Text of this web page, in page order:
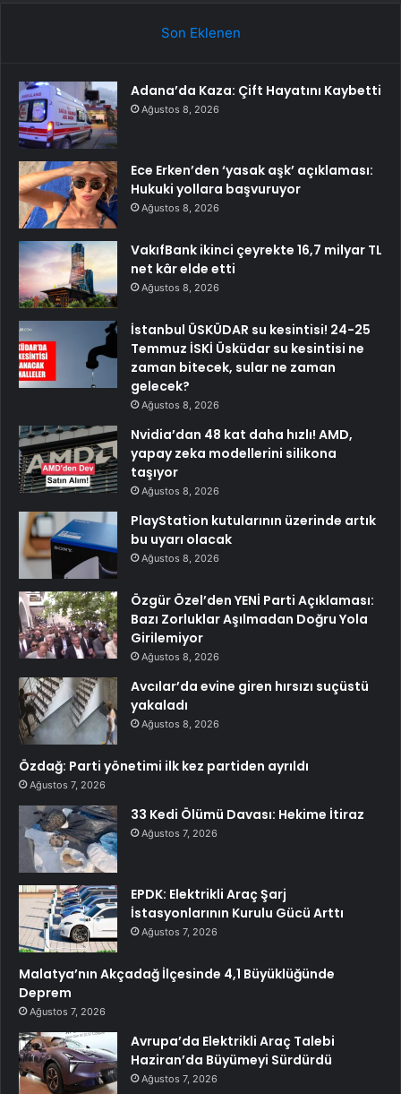
Son Eklenen
Adana’da Kaza: Çift Hayatını Kaybetti
Ağustos 8, 2026
Ece Erken’den ‘yasak aşk’ açıklaması:
Hukuki yollara başvuruyor
Ağustos 8, 2026
VakıfBank ikinci çeyrekte 16,7 milyar TL
net kâr elde etti
Ağustos 8, 2026
İstanbul ÜSKÜDAR su kesintisi! 24-25
Temmuz İSKİ Üsküdar su kesintisi ne
zaman bitecek, sular ne zaman
gelecek?
Ağustos 8, 2026
Nvidia’dan 48 kat daha hızlı! AMD,
yapay zeka modellerini silikona
taşıyor
Ağustos 8, 2026
PlayStation kutularının üzerinde artık
bu uyarı olacak
Ağustos 8, 2026
Özgür Özel’den YENİ Parti Açıklaması:
Bazı Zorluklar Aşılmadan Doğru Yola
Girilemiyor
Ağustos 8, 2026
Avcılar’da evine giren hırsızı suçüstü
yakaladı
Ağustos 8, 2026
Özdağ: Parti yönetimi ilk kez partiden ayrıldı
Ağustos 7, 2026
33 Kedi Ölümü Davası: Hekime İtiraz
Ağustos 7, 2026
EPDK: Elektrikli Araç Şarj
İstasyonlarının Kurulu Gücü Arttı
Ağustos 7, 2026
Malatya’nın Akçadağ İlçesinde 4,1 Büyüklüğünde
Deprem
Ağustos 7, 2026
Avrupa’da Elektrikli Araç Talebi
Haziran’da Büyümeyi Sürdürdü
Ağustos 7, 2026